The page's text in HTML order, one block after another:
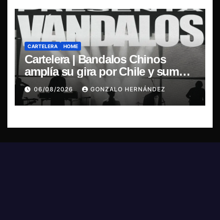
CARTELERA HOME
Cartelera | Bandalos Chinos
amplía su gira por Chile y suma
concierto en Concepción
06/08/2026 GONZALO HERNÁNDEZ